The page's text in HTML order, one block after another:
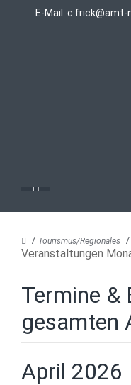
E-Mail: c.frick@amt-
Tourismus/Regionales
Veranstaltungen
Termine &
gesamten
April 2026